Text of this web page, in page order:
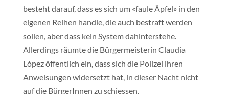
besteht darauf, dass es sich um «faule Äpfel» in den
eigenen Reihen handle, die auch bestraft werden
sollen, aber dass kein System dahinterstehe.
Allerdings räumte die Bürgermeisterin Claudia
López öffentlich ein, dass sich die Polizei ihren
Anweisungen widersetzt hat, in dieser Nacht nicht
auf die BürgerInnen zu schiessen.